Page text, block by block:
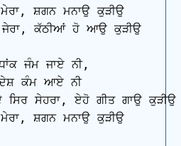
ਸ਼ਗਨ ਮਨਾਉ ਕੁੜੀਉ
ਜੇਰਾ, ਕੱਠੀਆਂ ਹੋ ਆਉ ਕੁੜੀਉ
ਜੰਮ ਜਾਏ ਨੀ,
ਦੇਸ਼ ਕੰਮ ਆਏ ਨੀ
ਸਿਰ ਸੇਹਰਾ, ਏਹੋ ਗੀਤ ਗਾਉ
ਸ਼ਗਨ ਮਨਾਉ ਕੁੜੀਉ